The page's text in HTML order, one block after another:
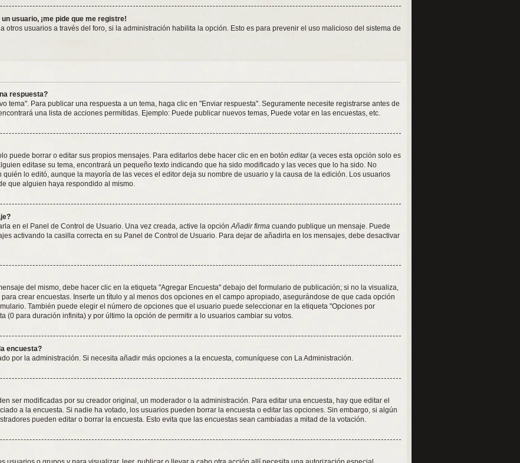
usuario, ¡me pide que me registre!
otros usuarios a través del foro, si la administración habilita la opción. Esto es para prevenir el uso malicioso del sistema de
respuesta?
tema". Para publicar una respuesta a un tema, haga clic en "Enviar respuesta". Seguramente necesite registrarse antes de
una lista de acciones permitidas. Ejemplo: Puede publicar nuevos temas, Puede votar en las encuestas, etc.
puede borrar o editar sus propios mensajes. Para editarlos debe hacer clic en en botón editar(a veces esta opción solo es
editase su tema, encontrará un pequeño texto indicando que ha sido modificado y las veces que lo ha sido. No
lo editó, aunque la mayoría de las veces el editor deja su nombre de usuario y la causa de la edición. Los usuarios
que alguien haya respondido al mismo.
en el Panel de Control de Usuario. Una vez creada, active la opciónAñadir firma cuando publique un mensaje. Puede
activando la casilla correcta en su Panel de Control de Usuario. Para dejar de añadirla en los mensajes, debe desactivar
del mismo, debe hacer clic en la etiqueta "Agregar Encuesta" debajo del formulario de publicación; si no la visualiza,
crear encuestas. Inserte un título y al menos dos opciones en el campo apropiado, asegurándose de que cada opción
También puede elegir el número de opciones que el usuario puede seleccionar en la etiqueta "Opciones por
(0 para duración infinita) y por último la opción de permitir a lo usuarios cambiar su votos.
encuesta?
por la administración. Si necesita añadir más opciones a la encuesta, comuníquese con La Administración.
ser modificadas por su creador original, un moderador o la administración. Para editar una encuesta, hay que editar el
a la encuesta. Si nadie ha votado, los usuarios pueden borrar la encuesta o editar las opciones. Sin embargo, si algún
pueden editar o borrar la encuesta. Esto evita que las encuestas sean cambiadas a mitad de la votación.